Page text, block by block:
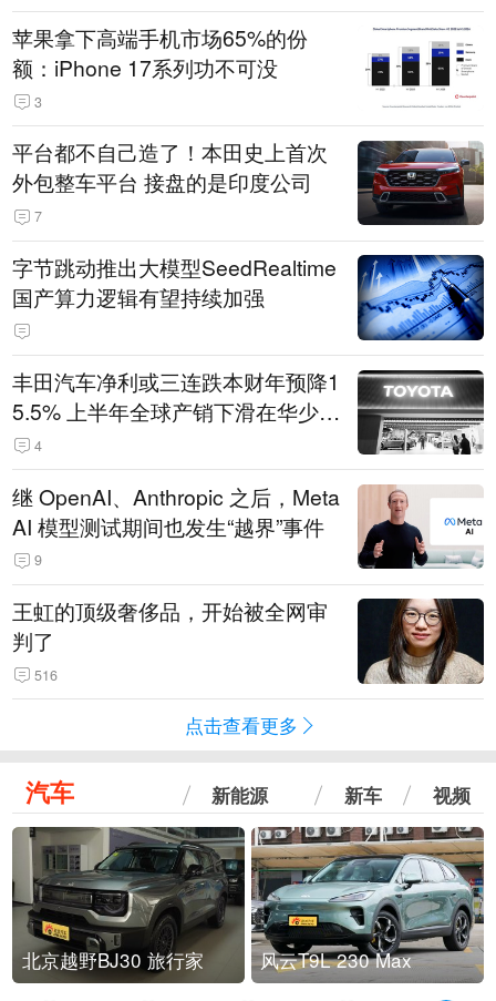
苹果拿下高端手机市场65%的份
额：iPhone 17系列功不可没
3
平台都不自己造了！本田史上首次
外包整车平台 接盘的是印度公司
7
字节跳动推出大模型SeedRealtime
国产算力逻辑有望持续加强
丰田汽车净利或三连跌本财年预降1
5.5% 上半年全球产销下滑在华少卖
14.3万辆
4
继 OpenAI、Anthropic 之后，Meta
AI 模型测试期间也发生“越界”事件
9
王虹的顶级奢侈品，开始被全网审
判了
516
点击查看更多
汽车 新能源 新车 视频
北京越野BJ30 旅行家 风云T9L 230 Max